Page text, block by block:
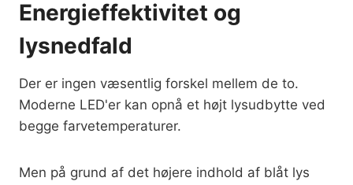
Energieffektivitet og
lysnedfald
Der er ingen væsentlig forskel mellem de to.
Moderne LED'er kan opnå et højt lysudbytte ved
begge farvetemperaturer.
Men på grund af det højere indhold af blåt lys